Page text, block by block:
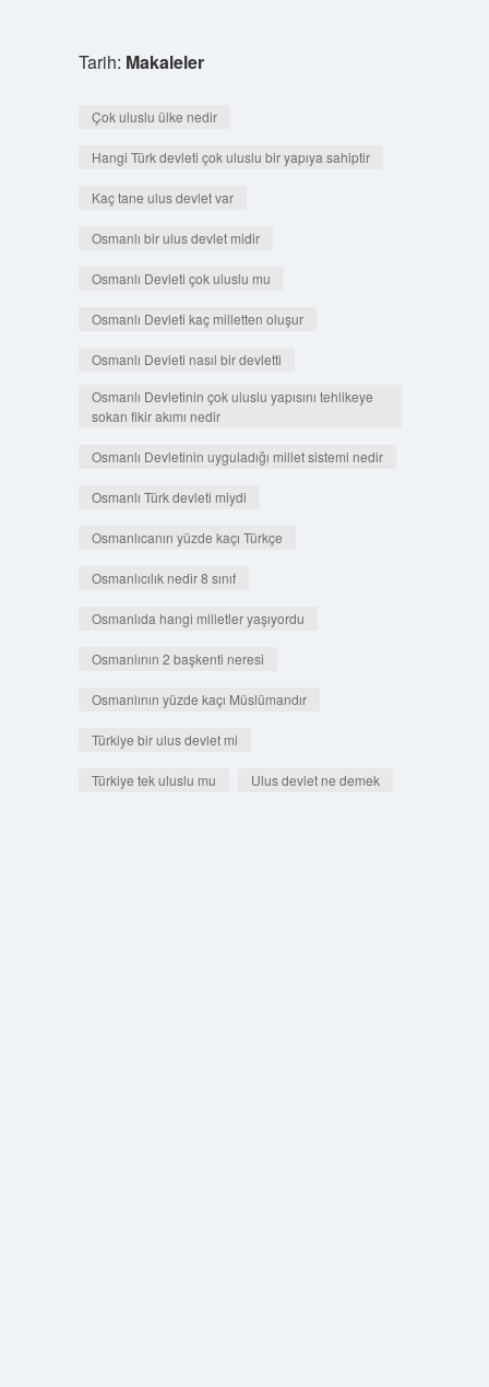
Tarih: Makaleler
Çok uluslu ülke nedir
Hangi Türk devleti çok uluslu bir yapıya sahiptir
Kaç tane ulus devlet var
Osmanlı bir ulus devlet midir
Osmanlı Devleti çok uluslu mu
Osmanlı Devleti kaç milletten oluşur
Osmanlı Devleti nasıl bir devletti
Osmanlı Devletinin çok uluslu yapısını tehlikeye
sokan fikir akımı nedir
Osmanlı Devletinin uyguladığı millet sistemi nedir
Osmanlı Türk devleti miydi
Osmanlıcanın yüzde kaçı Türkçe
Osmanlıcılık nedir 8 sınıf
Osmanlıda hangi milletler yaşıyordu
Osmanlının 2 başkenti neresi
Osmanlının yüzde kaçı Müslümandır
Türkiye bir ulus devlet mi
Türkiye tek uluslu mu Ulus devlet ne demek